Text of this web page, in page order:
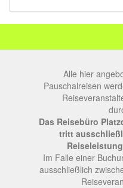
Alle hier
Pauschalreisen
Das Reisebüro
tritt
Im Falle einer
ausschließlich